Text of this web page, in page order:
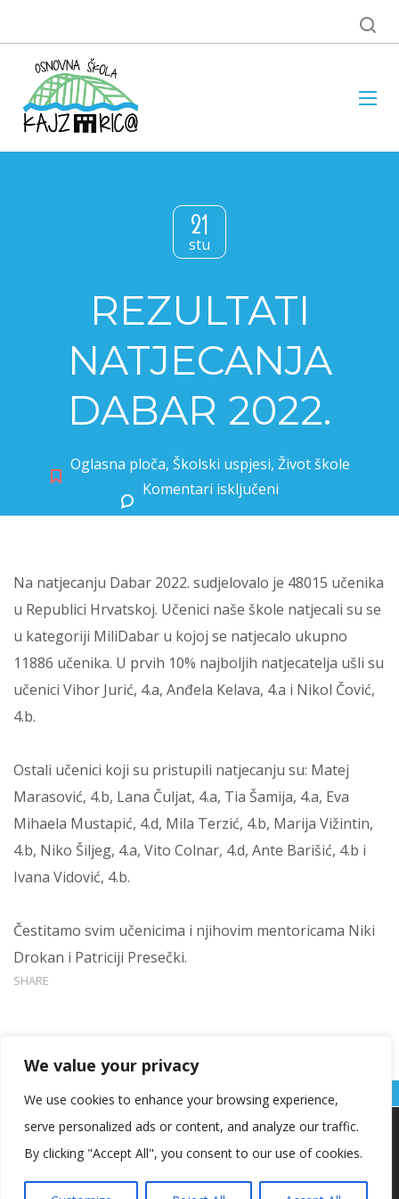
We value your privacy
We use cookies to enhance your browsing experience,
serve personalized ads or content, and analyze our traffic.
By clicking "Accept All", you consent to our use of cookies.
21
stu
REZULTATI
NATJECANJA
DABAR 2022.
Oglasna ploča, Školski uspjesi, Život škole
Komentari isključeni
Na natjecanju Dabar 2022. sudjelovalo je 48015 učenika
u Republici Hrvatskoj. Učenici naše škole natjecali su se
u kategoriji MiliDabar u kojoj se natjecalo ukupno
11886 učenika. U prvih 10% najboljih natjecatelja ušli su
učenici Vihor Jurić, 4.a, Anđela Kelava, 4.a i Nikol Čović,
4.b.
Ostali učenici koji su pristupili natjecanju su: Matej
Marasović, 4.b, Lana Čuljat, 4.a, Tia Šamija, 4.a, Eva
Mihaela Mustapić, 4.d, Mila Terzić, 4.b, Marija Vižintin,
4.b, Niko Šiljeg, 4.a, Vito Colnar, 4.d, Ante Barišić, 4.b i
Ivana Vidović, 4.b.
Čestitamo svim učenicima i njihovim mentoricama Niki
Drokan i Patriciji Presečki.
SHARE
Koristimo kolačiće kako bismo vam pružili najbolje iskustvo na
našoj web stranici.
Informacije o kolačićima koje koristimo ili opcije za